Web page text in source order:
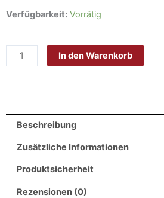
Verfügbarkeit: Vorrätig
Saphir
Polierhandschuh
Lammfell
hell
und
Menge
In den Warenkorb
Beschreibung
Zusätzliche Informationen
Produktsicherheit
Rezensionen (0)